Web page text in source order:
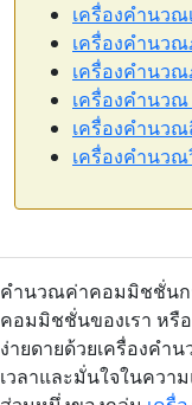
เครื่องคำนวณ
เครื่องคำนว
เครื่องคำนว
เครื่องคำนวณ
เครื่องคำนว
เครื่องคำนว
คำนวณค่าคอมมิชชั่นก
คอมมิชชั่นของเรา หรื
ง่ายดายด้วยเครื่องค
เวลาและมั่นใจในคว